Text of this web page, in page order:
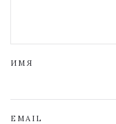
ИМЯ
EMAIL